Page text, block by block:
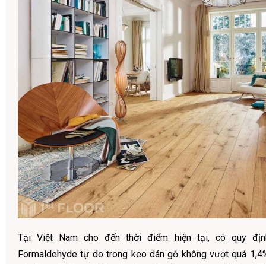
Tại Việt Nam cho đến thời điểm hiện tại, có quy
Formaldehyde tự do trong keo dán gỗ không vượt quá